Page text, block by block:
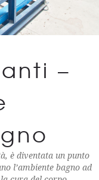
–
è diventata un punto
l’ambiente bagno ad